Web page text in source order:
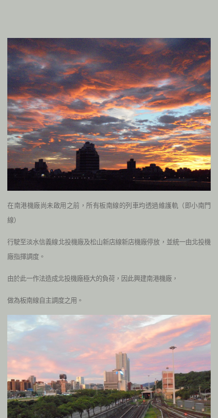
在南港機廠尚未啟用之前，所有板南線的列車均透過維護軌（即小南門
線）
行駛至淡水信義線北投機廠及松山新店線新店機廠停放，並統一由北投機
廠指揮調度。
由於此一作法造成北投機廠極大的負荷，因此興建南港機廠，
做為板南線自主調度之用。